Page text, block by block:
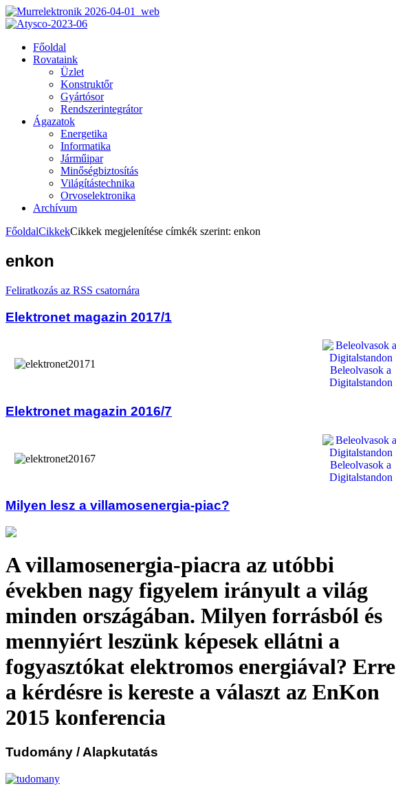
Főoldal
Rovataink
Üzlet
Konstruktőr
Gyártósor
Rendszerintegrátor
Ágazatok
Energetika
Informatika
Járműipar
Minőségbiztosítás
Világítástechnika
Orvoselektronika
Archívum
FőoldalCikkekCikkek megjelenítése címkék szerint: enkon
enkon
Feliratkozás az RSS csatornára
Elektronet magazin 2017/1
Beleolvasok a
Digitalstandon
Elektronet magazin 2016/7
Beleolvasok a
Digitalstandon
Milyen lesz a villamosenergia-piac?
A villamosenergia-piacra az utóbbi
években nagy figyelem irányult a világ
minden országában. Milyen forrásból és
mennyiért leszünk képesek ellátni a
fogyasztókat elektromos energiával? Erre
a kérdésre is kereste a választ az EnKon
2015 konferencia
Tudomány / Alapkutatás